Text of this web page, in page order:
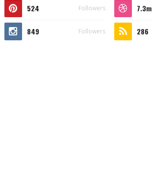
524 Followers 7.3m
849 Followers 286